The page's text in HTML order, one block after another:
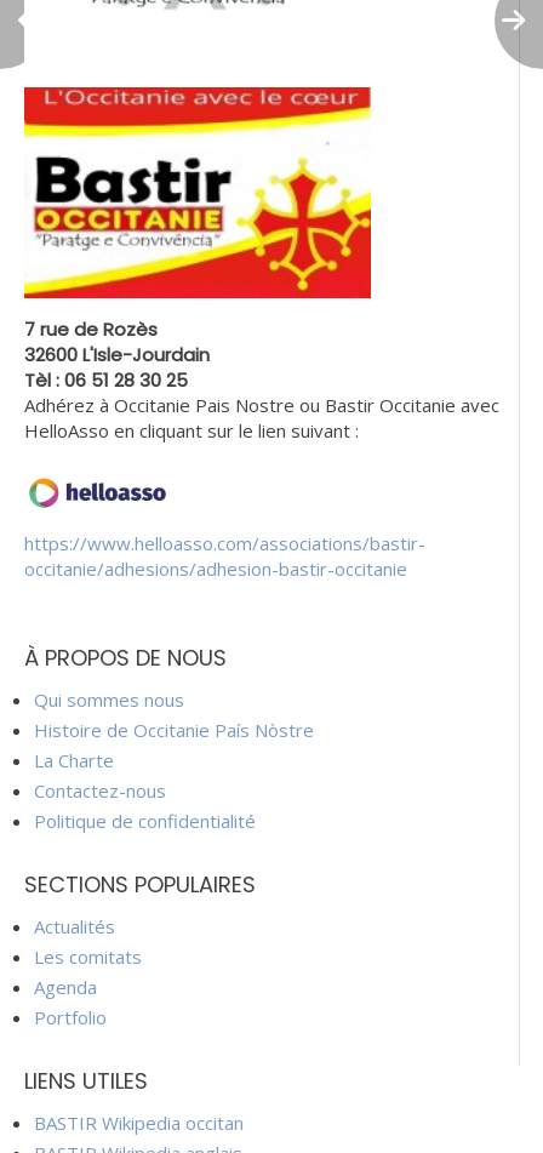
7 rue de Rozès
32600 L'Isle-Jourdain
Tèl : 06 51 28 30 25
Adhérez à Occitanie Pais Nostre ou Bastir Occitanie avec
HelloAsso en cliquant sur le lien suivant :
https://www.helloasso.com/associations/bastir-
occitanie/adhesions/adhesion-bastir-occitanie
À PROPOS DE NOUS
Qui sommes nous
Histoire de Occitanie País Nòstre
La Charte
Contactez-nous
Politique de confidentialité
SECTIONS POPULAIRES
Actualités
Les comitats
Agenda
Portfolio
LIENS UTILES
BASTIR Wikipedia occitan